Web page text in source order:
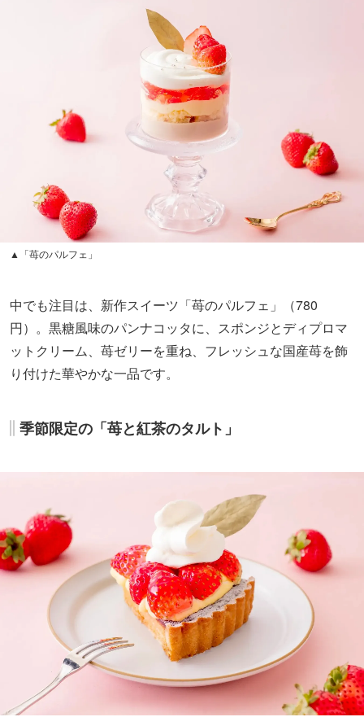
▲「苺のパルフェ」
中でも注目は、新作スイーツ「苺のパルフェ」（780
円）。黒糖風味のパンナコッタに、スポンジとディプロマ
ットクリーム、苺ゼリーを重ね、フレッシュな国産苺を飾
り付けた華やかな一品です。
季節限定の「苺と紅茶のタルト」